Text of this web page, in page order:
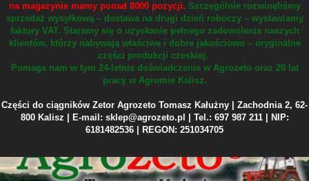
na magazynie mamy ponad 8000 pozycji. Szczególnie rozwinęliśmy
sprzedaż wysyłkową – dostawa na drugi dzień roboczy – wystawiamy
faktury VAT. Staramy się o uzyskanie pełnego zadowolenia naszych
klientów, którzy nabywają właściwe i dobre jakościowo – oryginalne
części produkcji czeskiej.
Pomaga nam w tym 24-letnie doświadczenie w Agrozeto oraz 20 lat
pracy w Agromie Kalisz.
Części do ciągników Zetor Agrozeto Tomasz Kałużny | Zachodnia 2, 62-
800 Kalisz | E-mail: sklep@agrozeto.pl | Tel.: 697 987 211 | NIP:
6181482536 | REGON: 251034705